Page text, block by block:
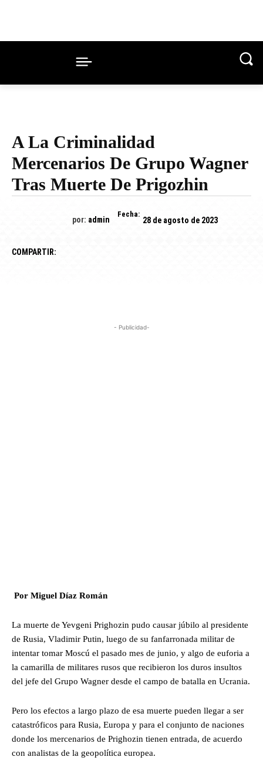
A La Criminalidad
Mercenarios De Grupo Wagner
Tras Muerte De Prigozhin
por: admin
Fecha:
28 de agosto de 2023
COMPARTIR:
- Publicidad-
Por Miguel Díaz Román
La muerte de Yevgeni Prighozin pudo causar júbilo al presidente
de Rusia, Vladimir Putin, luego de su fanfarronada militar de
intentar tomar Moscú el pasado mes de junio, y algo de euforia a
la camarilla de militares rusos que recibieron los duros insultos
del jefe del Grupo Wagner desde el campo de batalla en Ucrania.
Pero los efectos a largo plazo de esa muerte pueden llegar a ser
catastróficos para Rusia, Europa y para el conjunto de naciones
donde los mercenarios de Prighozin tienen entrada, de acuerdo
con analistas de la geopolítica europea.